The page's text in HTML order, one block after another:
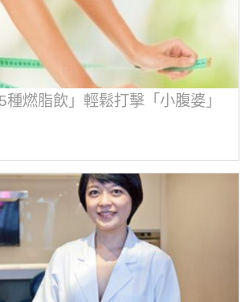
燃脂飲」輕鬆打擊「小腹婆」